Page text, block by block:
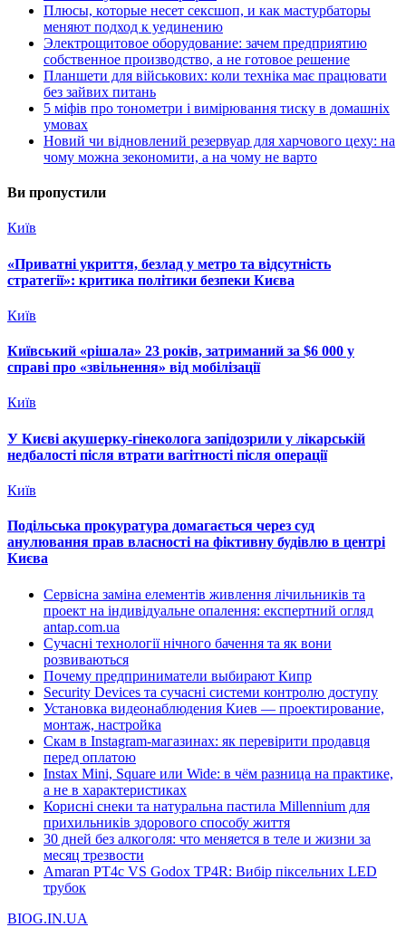
Плюсы, которые несет сексшоп, и как мастурбаторы
меняют подход к уединению
Электрощитовое оборудование: зачем предприятию
собственное производство, а не готовое решение
Планшети для військових: коли техніка має працювати
без зайвих питань
5 міфів про тонометри і вимірювання тиску в домашніх
умовах
Новий чи відновлений резервуар для харчового цеху: на
чому можна зекономити, а на чому не варто
Ви пропустили
Київ
«Приватні укриття, безлад у метро та відсутність
стратегії»: критика політики безпеки Києва
Київ
Київський «рішала» 23 років, затриманий за $6 000 у
справі про «звільнення» від мобілізації
Київ
У Києві акушерку-гінеколога запідозрили у лікарській
недбалості після втрати вагітності після операції
Київ
Подільська прокуратура домагається через суд
анулювання прав власності на фіктивну будівлю в центрі
Києва
Сервісна заміна елементів живлення лічильників та
проект на індивідуальне опалення: експертний огляд
antap.com.ua
Сучасні технології нічного бачення та як вони
розвиваються
Почему предприниматели выбирают Кипр
Security Devices та сучасні системи контролю доступу
Установка видеонаблюдения Киев — проектирование,
монтаж, настройка
Скам в Instagram-магазинах: як перевірити продавця
перед оплатою
Instax Mini, Square или Wide: в чём разница на практике,
а не в характеристиках
Корисні снеки та натуральна пастила Millennium для
прихильників здорового способу життя
30 дней без алкоголя: что меняется в теле и жизни за
месяц трезвости
Amaran PT4c VS Godox TP4R: Вибір піксельних LED
трубок
BIOG.IN.UA